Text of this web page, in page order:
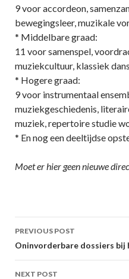
9 voor accordeon,
bewegingsleer, muzikale
* Middelbare graad:
11 voor samenspel,
muziekcultuur, klassiek
* Hogere graad:
9 voor instrumentaal
muziekgeschiedenis,
muziek, repertoire studie
* En nog een deeltijdse
Moet er hier geen nieuwe
Post
navigation
PREVIOUS POST
Oninvorderbare dossiers bij
NEXT POST